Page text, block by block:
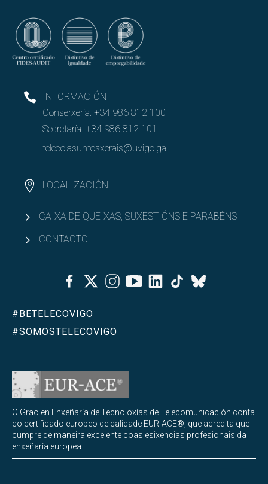
INFORMACIÓN
Conserxería: +34 986 812 100
Secretaría: +34 986 812 101
teleco.asuntosxerais@uvigo.gal
LOCALIZACIÓN
CAIXA DE QUEIXAS, SUXESTIÓNS E PARABÉNS
CONTACTO
FacebookTwitterInstagramYoutubeLinkedinTiktok
Bluesky
#BETELECOVIGO
#SOMOSTELECOVIGO
O Grao en Enxeñaría de Tecnoloxías de Telecomunicación conta
co certificado europeo de calidade EUR-ACE®, que acredita que
cumpre de maneira excelente coas esixencias profesionais da
enxeñaría europea.